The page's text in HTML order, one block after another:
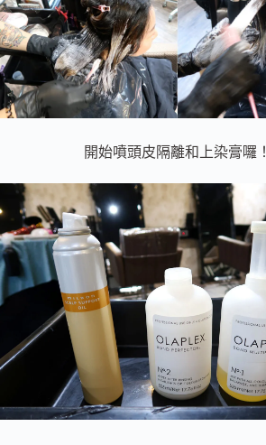
開始噴頭皮隔離和上染膏囉！